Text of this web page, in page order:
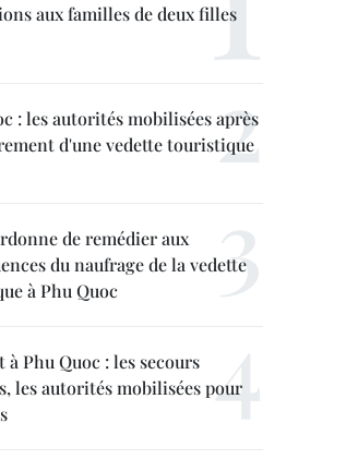
aux familles de deux filles
: les autorités mobilisées après
d'une vedette touristique
de remédier aux
du naufrage de la vedette
à Phu Quoc
à Phu Quoc : les secours
les autorités mobilisées pour